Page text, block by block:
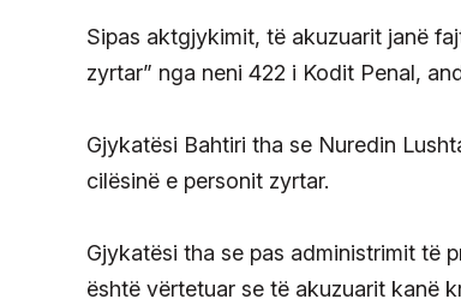
Sipas aktgjykimit, të akuzuarit janë
zyrtar” nga neni 422 i Kodit Penal,
Gjykatësi Bahtiri tha se Nuredin
cilësinë e personit zyrtar.
Gjykatësi tha se pas administrimit të
është vërtetuar se të akuzuarit kanë